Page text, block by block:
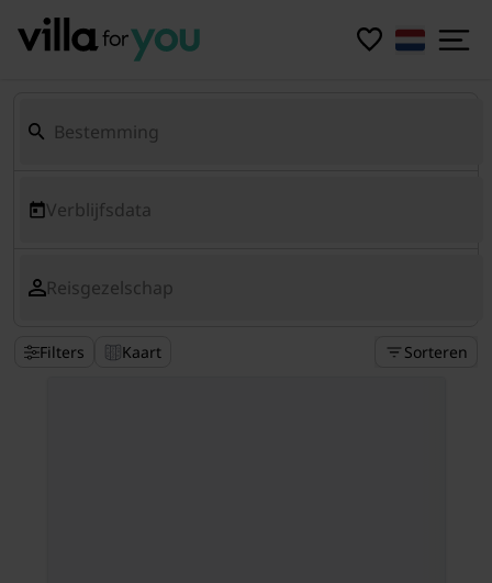
Verblijfsdata
Reisgezelschap
Filters Kaart Sorteren